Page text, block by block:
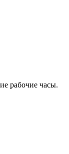
рабочие часы.